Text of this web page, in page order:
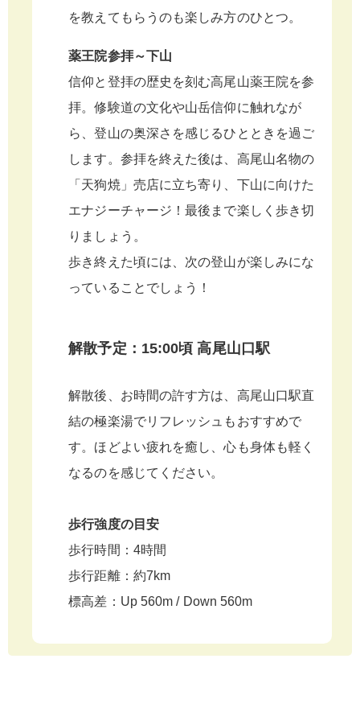
を教えてもらうのも楽しみ方のひとつ。
薬王院参拝～下山
信仰と登拝の歴史を刻む高尾山薬王院を参
拝。修験道の文化や山岳信仰に触れなが
ら、登山の奥深さを感じるひとときを過ご
します。参拝を終えた後は、高尾山名物の
「天狗焼」売店に立ち寄り、下山に向けた
エナジーチャージ！最後まで楽しく歩き切
りましょう。
歩き終えた頃には、次の登山が楽しみにな
っていることでしょう！
解散予定：15:00頃 高尾山口駅
解散後、お時間の許す方は、高尾山口駅直
結の極楽湯でリフレッシュもおすすめで
す。ほどよい疲れを癒し、心も身体も軽く
なるのを感じてください。
歩行強度の目安
歩⾏時間：4時間
歩⾏距離：約7km
標⾼差：Up 560m / Down 560m